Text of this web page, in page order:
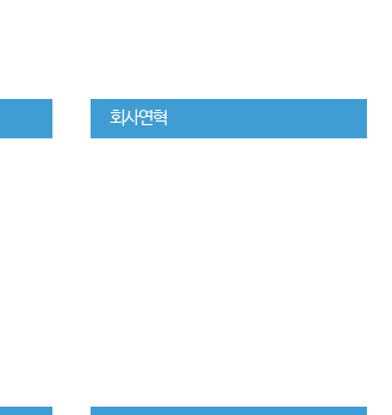
회사연혁